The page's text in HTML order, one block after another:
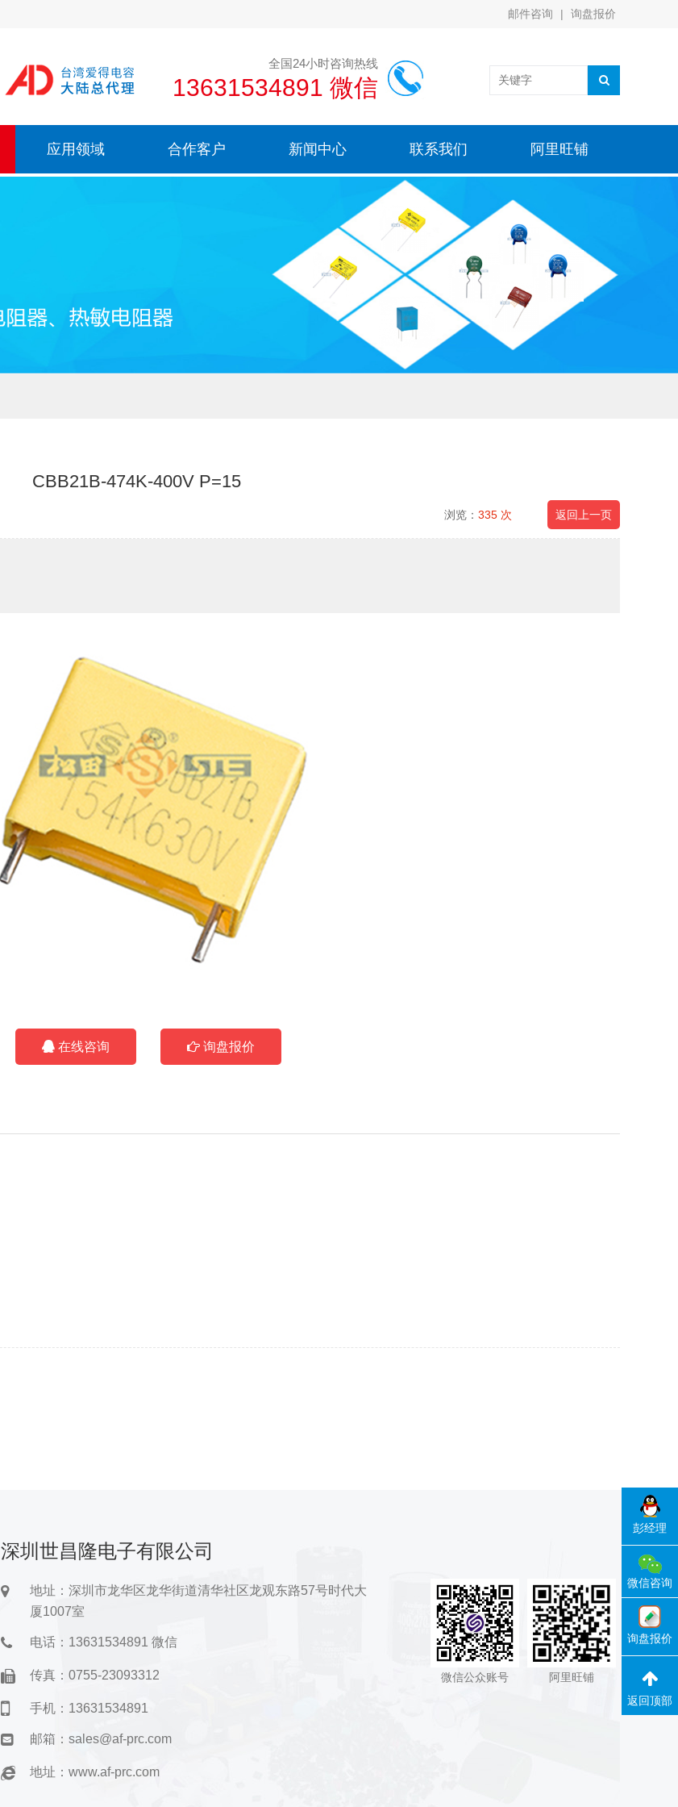
邮件咨询 | 询盘报价
全国24小时咨询热线
13631534891 微信
应用领域 合作客户 新闻中心 联系我们 阿里旺铺
CBB21B-474K-400V P=15
浏览： 335 次 返回上一页
在线咨询 询盘报价
深圳世昌隆电子有限公司
地址：深圳市龙华区龙华街道清华社区龙观东路57号时代大
厦1007室
电话：13631534891 微信
传真：0755-23093312
手机：13631534891
邮箱：sales@af-prc.com
地址：www.af-prc.com
微信公众账号 阿里旺铺
彭经理
微信咨询
询盘报价
返回顶部